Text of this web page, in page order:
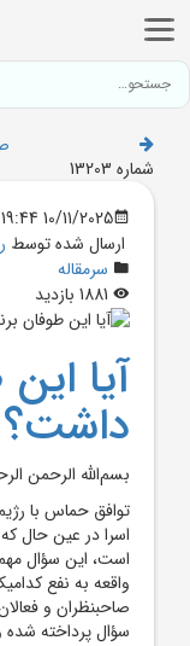
شماره 13203
10/11/2025 9:19:44 PM
ارسال شده توسط
سرمقاله
آيا
داشت؟
بسم‌الله الرحمن
توافق حماس با
اسرا در عين حال
است، اين سؤال
واقعه به نفع
صاحبنظران و
سؤال پرداخته